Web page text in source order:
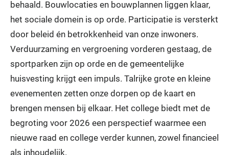
behaald. Bouwlocaties en bouwplannen liggen klaar,
het sociale domein is op orde. Participatie is versterkt
door beleid én betrokkenheid van onze inwoners.
Verduurzaming en vergroening vorderen gestaag, de
sportparken zijn op orde en de gemeentelijke
huisvesting krijgt een impuls. Talrijke grote en kleine
evenementen zetten onze dorpen op de kaart en
brengen mensen bij elkaar. Het college biedt met de
begroting voor 2026 een perspectief waarmee een
nieuwe raad en college verder kunnen, zowel financieel
als inhoudelijk.